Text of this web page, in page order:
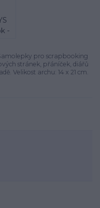
pro scrapbooking
stránek, přáníček, diářů
Velikost archu: 14 x 21 cm.